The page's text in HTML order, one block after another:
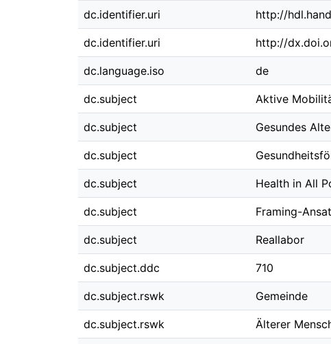
dc.identifier.uri http://
dc.identifier.uri http://
dc.language.iso de
dc.subject Aktive
dc.subject Gesundes
dc.subject
dc.subject Health in All
dc.subject Framing-
dc.subject Reallabor
dc.subject.ddc 710
dc.subject.rswk Gemeinde
dc.subject.rswk Älterer